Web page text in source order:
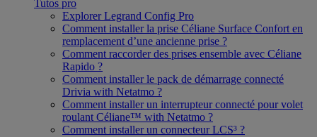
Tutos pro
Explorer Legrand Config Pro
Comment installer la prise Céliane Surface Confort en
remplacement d’une ancienne prise ?
Comment raccorder des prises ensemble avec Céliane
Rapido ?
Comment installer le pack de démarrage connecté
Drivia with Netatmo ?
Comment installer un interrupteur connecté pour volet
roulant Céliane™ with Netatmo ?
Comment installer un connecteur LCS³ ?